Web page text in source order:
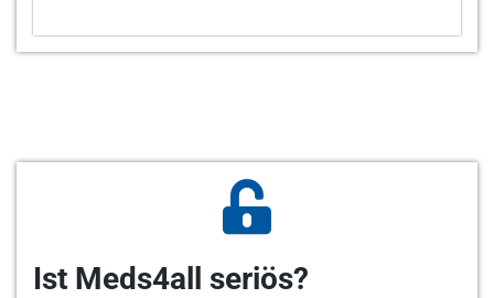
Ist Meds4all seriös?